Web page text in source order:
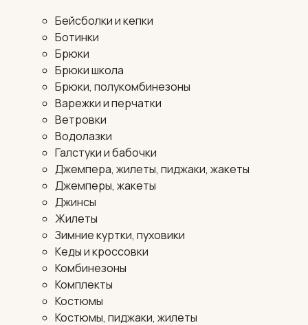
Бейсболки и кепки
Ботинки
Брюки
Брюки школа
Брюки, полукомбинезоны
Варежки и перчатки
Ветровки
Водолазки
Галстуки и бабочки
Джемпера, жилеты, пиджаки, жакеты
Джемперы, жакеты
Джинсы
Жилеты
Зимние куртки, пуховики
Кеды и кроссовки
Комбинезоны
Комплекты
Костюмы
Костюмы, пиджаки, жилеты